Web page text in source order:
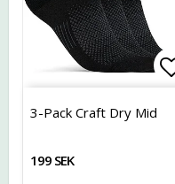
3-Pack Craft Dry Mid
199 SEK